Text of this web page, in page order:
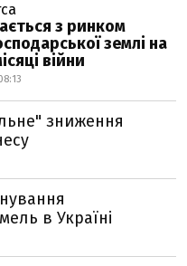
з ринком
землі на
війни
зниження
в Україні